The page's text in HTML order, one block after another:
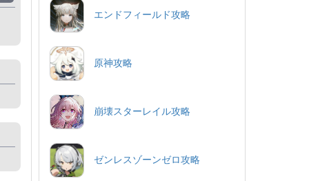
エンドフィールド攻略
原神攻略
崩壊スターレイル攻略
ゼンレスゾーンゼロ攻略